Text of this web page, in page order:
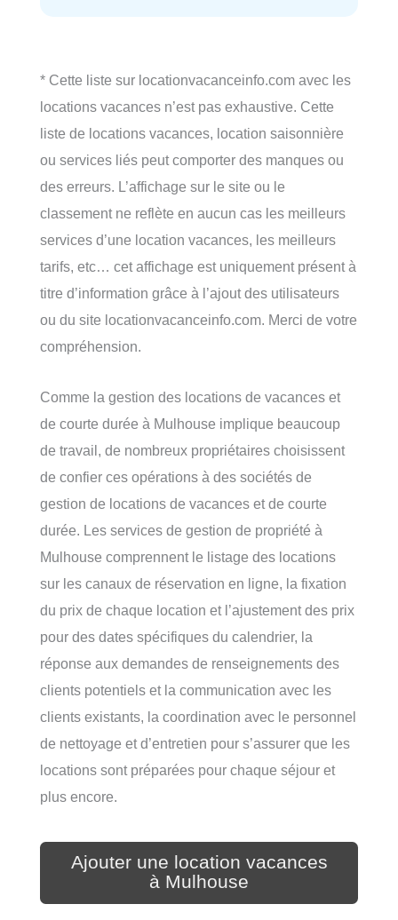
* Cette liste sur locationvacanceinfo.com avec les
locations vacances n’est pas exhaustive. Cette
liste de locations vacances, location saisonnière
ou services liés peut comporter des manques ou
des erreurs. L’affichage sur le site ou le
classement ne reflète en aucun cas les meilleurs
services d’une location vacances, les meilleurs
tarifs, etc… cet affichage est uniquement présent à
titre d’information grâce à l’ajout des utilisateurs
ou du site locationvacanceinfo.com. Merci de votre
compréhension.
Comme la gestion des locations de vacances et
de courte durée à Mulhouse implique beaucoup
de travail, de nombreux propriétaires choisissent
de confier ces opérations à des sociétés de
gestion de locations de vacances et de courte
durée. Les services de gestion de propriété à
Mulhouse comprennent le listage des locations
sur les canaux de réservation en ligne, la fixation
du prix de chaque location et l’ajustement des prix
pour des dates spécifiques du calendrier, la
réponse aux demandes de renseignements des
clients potentiels et la communication avec les
clients existants, la coordination avec le personnel
de nettoyage et d’entretien pour s’assurer que les
locations sont préparées pour chaque séjour et
plus encore.
Ajouter une location vacances
à Mulhouse